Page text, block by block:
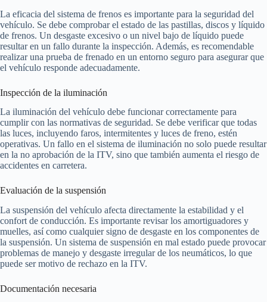
La eficacia del sistema de frenos es importante para la seguridad del
vehículo. Se debe comprobar el estado de las pastillas, discos y líquido
de frenos. Un desgaste excesivo o un nivel bajo de líquido puede
resultar en un fallo durante la inspección. Además, es recomendable
realizar una prueba de frenado en un entorno seguro para asegurar que
el vehículo responde adecuadamente.
Inspección de la iluminación
La iluminación del vehículo debe funcionar correctamente para
cumplir con las normativas de seguridad. Se debe verificar que todas
las luces, incluyendo faros, intermitentes y luces de freno, estén
operativas. Un fallo en el sistema de iluminación no solo puede resultar
en la no aprobación de la ITV, sino que también aumenta el riesgo de
accidentes en carretera.
Evaluación de la suspensión
La suspensión del vehículo afecta directamente la estabilidad y el
confort de conducción. Es importante revisar los amortiguadores y
muelles, así como cualquier signo de desgaste en los componentes de
la suspensión. Un sistema de suspensión en mal estado puede provocar
problemas de manejo y desgaste irregular de los neumáticos, lo que
puede ser motivo de rechazo en la ITV.
Documentación necesaria